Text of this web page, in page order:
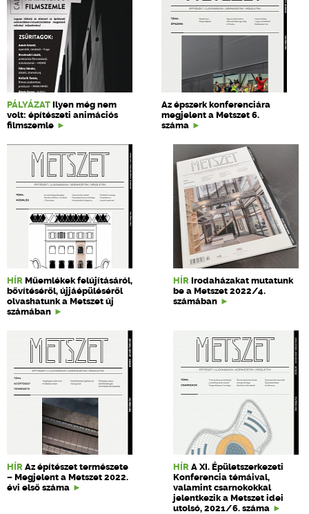
PÁLYÁZAT Ilyen még nem
volt: építészeti animációs
filmszemle
Az épszerk konferenciára
megjelent a Metszet 6.
száma
HÍR Műemlékek felújításáról,
bővítéséről, újjáépüléséről
olvashatunk a Metszet új
számában
HÍR Irodaházakat mutatunk
be a Metszet 2022/4.
számában
HÍR Az építészet természete
– Megjelent a Metszet 2022.
évi első száma
HÍR A XI. Épületszerkezeti
Konferencia témáival,
valamint csarnokokkal
jelentkezik a Metszet idei
utolsó, 2021/6. száma